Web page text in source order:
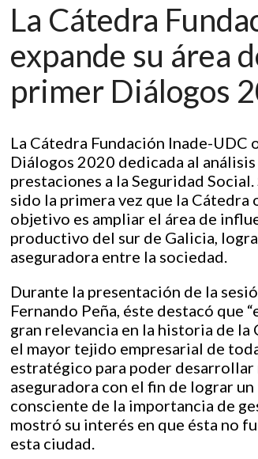
La Cátedra
expande su área
primer Diálogos
La Cátedra Fundación Inade-UDC
Diálogos 2020 dedicada al
prestaciones a la Seguridad
sido la primera vez que la Cátedra
objetivo es ampliar el área de
productivo del sur de Galicia,
aseguradora entre la sociedad.
Durante la presentación de la
Fernando Peña, éste destacó que
gran relevancia en la historia de la
el mayor tejido empresarial de
estratégico para poder
aseguradora con el fin de lograr
consciente de la importancia de
mostró su interés en que ésta no
esta ciudad.